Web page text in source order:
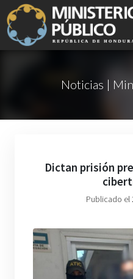
Noticias |
Dictan prisión
Publicado el